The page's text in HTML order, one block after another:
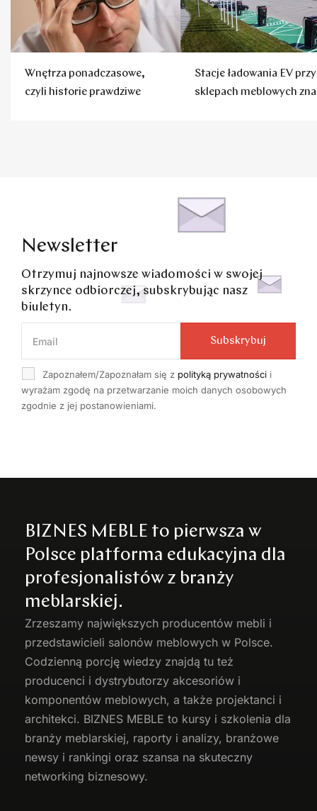
Wnętrza ponadczasowe,
czyli historie prawdziwe
Stacje ładowania EV przy
sklepach meblowych
Newsletter
Otrzymuj najnowsze wiadomości w swojej
skrzynce odbiorczej, subskrybując nasz
biuletyn.
Zapoznałem/Zapoznałam się z polityką prywatności i
wyrażam zgodę na przetwarzanie moich danych osobowych
zgodnie z jej postanowieniami.
Subskrybuj
BIZNES MEBLE to pierwsza w
Polsce platforma edukacyjna dla
profesjonalistów z branży
meblarskiej.
Zrzeszamy największych producentów mebli i
przedstawicieli salonów meblowych w Polsce.
Codzienną porcję wiedzy znajdą tu też
producenci i dystrybutorzy akcesoriów i
komponentów meblowych, a także projektanci i
architekci. BIZNES MEBLE to kursy i szkolenia dla
branży meblarskiej, raporty i analizy, branżowe
newsy i rankingi oraz szansa na skuteczny
networking biznesowy.